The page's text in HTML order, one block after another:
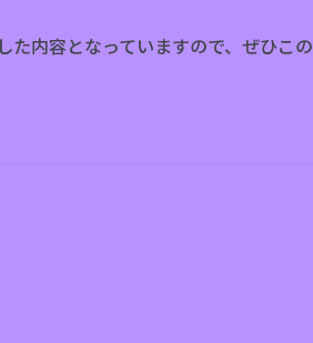
内容となっていますので、ぜひこ